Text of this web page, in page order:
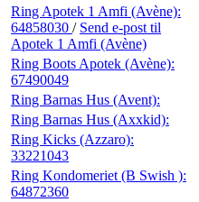
Ring Apotek 1 Amfi (Avène):
64858030 / Send e-post til
Apotek 1 Amfi (Avène)
Ring Boots Apotek (Avène):
67490049
Ring Barnas Hus (Avent):
Ring Barnas Hus (Axxkid):
Ring Kicks (Azzaro):
33221043
Ring Kondomeriet (B Swish ):
64872360